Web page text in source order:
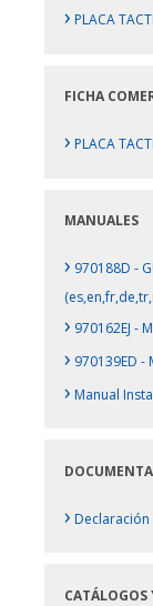
› PLACA
FICHA
› PLACA
MANUALES
› 970188D -
› 970162EJ -
› 970139ED -
› Manual
› Declaración
CATÁLOGOS